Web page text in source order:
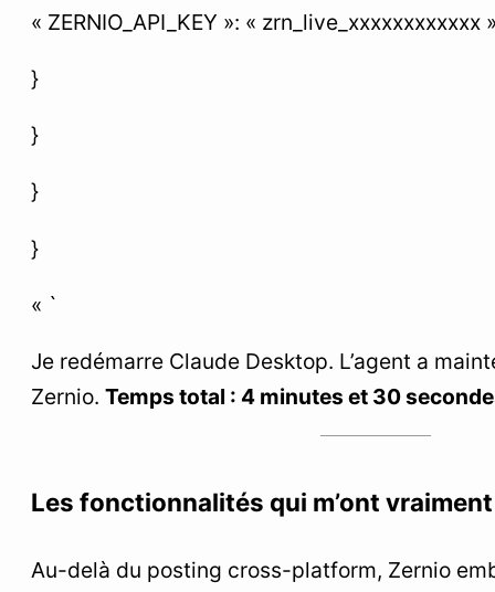
« ZERNIO_API_KEY »: « zrn_live_xxxxxxxxxxxx
}
}
}
}
« `
Je redémarre Claude Desktop. L’agent a
Zernio. Temps total : 4 minutes et 30
Les fonctionnalités qui m’ont
Au-delà du posting cross-platform, Zernio